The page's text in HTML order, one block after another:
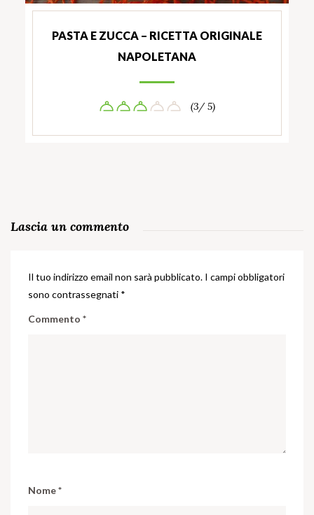
PASTA E ZUCCA – RICETTA ORIGINALE
NAPOLETANA
(3/ 5)
Lascia un commento
Il tuo indirizzo email non sarà pubblicato. I campi obbligatori
sono contrassegnati *
Commento *
Nome*